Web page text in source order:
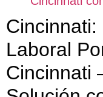
Laboral
Cincinnati